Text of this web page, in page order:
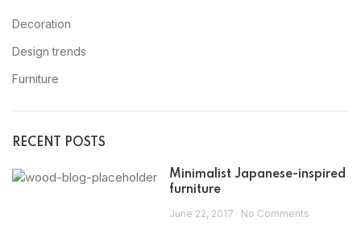
Decoration
Design trends
Furniture
RECENT POSTS
Minimalist Japanese-inspired
furniture
June 22, 2017 No Comments